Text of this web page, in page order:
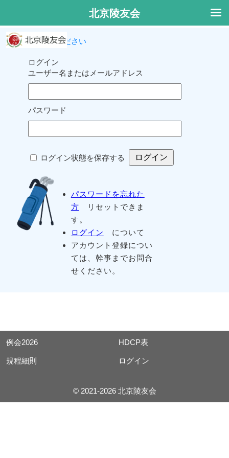
ログインしてください
ログイン
ユーザー名またはメールアドレス
パスワード
ログイン状態を保存する
パスワードを忘れた
方 リセットできま
す。
ログイン
について
アカウント登録につい
ては、幹事までお問合
せください。
例会2026 HDCP表
規程細則 ログイン
© 2021-2026 北京陵友会
北京陵友会